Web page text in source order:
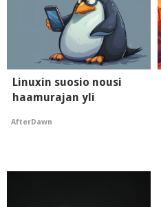
Linuxin suosio nousi
haamurajan yli
AfterDawn